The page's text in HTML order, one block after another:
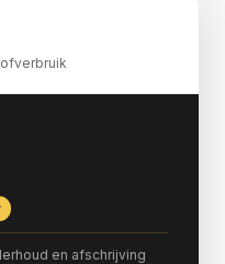
en afschrijving